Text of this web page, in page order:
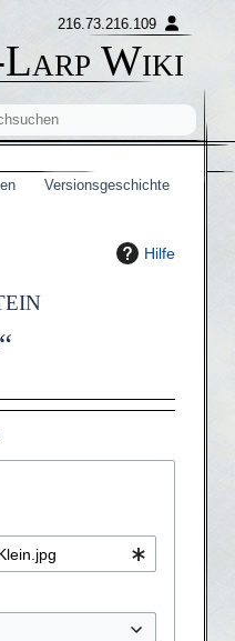
Wiki
216.73.216.109
Versionsgeschichte
Hilfe